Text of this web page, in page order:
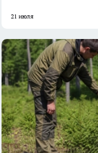
21 июля